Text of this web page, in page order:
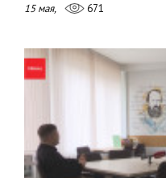
15 мая, 671